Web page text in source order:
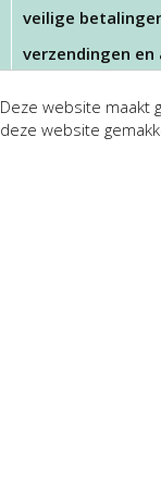
veilige
verzendingen en
Deze website maakt
deze website